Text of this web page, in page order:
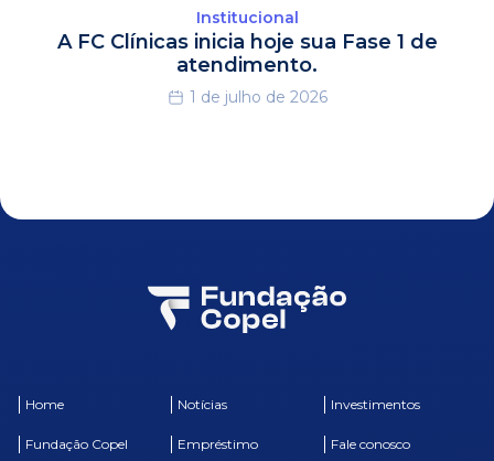
Institucional
A FC Clínicas inicia hoje sua Fase 1 de
atendimento.
1 de julho de 2026
Home Notícias Investimentos
Fundação Copel Empréstimo Fale conosco